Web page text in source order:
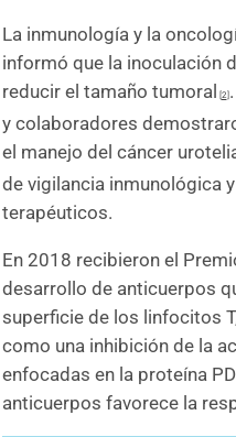
La inmunología y la
informó que la inoculación
reducir el tamaño tumoral [2]
y colaboradores
el manejo del cáncer
de vigilancia inmunológica
terapéuticos.
En 2018 recibieron el
desarrollo de anticuerpos
superficie de los linfocitos
como una inhibición de la
enfocadas en la proteína
anticuerpos favorece la